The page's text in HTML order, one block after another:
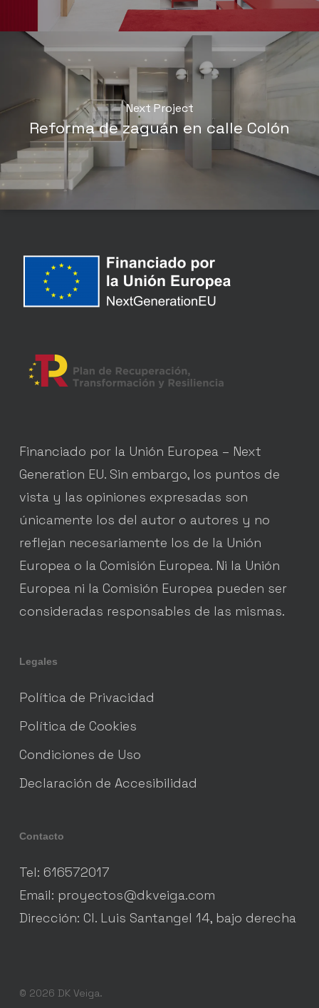
Next Project
Reforma de zaguán en calle Colón
Financiado por la Unión Europea – Next
Generation EU. Sin embargo, los puntos de
vista y las opiniones expresadas son
únicamente los del autor o autores y no
reflejan necesariamente los de la Unión
Europea o la Comisión Europea. Ni la Unión
Europea ni la Comisión Europea pueden ser
consideradas responsables de las mismas.
Legales
Política de Privacidad
Política de Cookies
Condiciones de Uso
Declaración de Accesibilidad
Contacto
Tel: 616572017
Email: proyectos@dkveiga.com
Dirección: Cl. Luis Santangel 14, bajo derecha
© 2026 DK Veiga.